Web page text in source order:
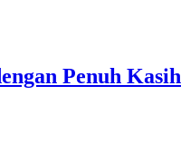
Penuh Kasih